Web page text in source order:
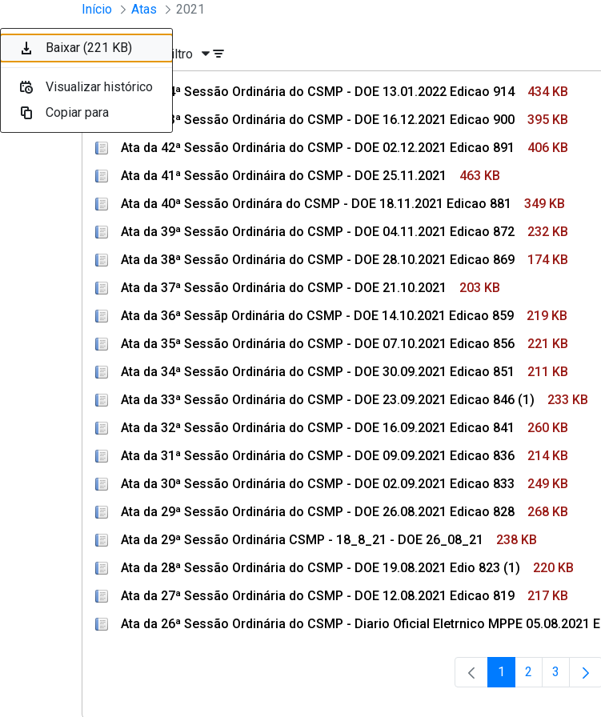
Pular para o Conteúdo principal
Sessões e Reuniões - Documentos Conselho Superior
Início Atas 2021
Ordenar Filtro
Ata da 44ª Sessão Ordinária do CSMP - DOE 13.01.2022 Edicao 914
434 KB
Ata da 43ª Sessão Ordinária do CSMP - DOE 16.12.2021 Edicao 900
395 KB
Ata da 42ª Sessão Ordinária do CSMP - DOE 02.12.2021 Edicao 891
406 KB
Ata da 41ª Sessão Ordináira do CSMP - DOE 25.11.2021
463 KB
Ata da 40ª Sessão Ordinára do CSMP - DOE 18.11.2021 Edicao 881
349 KB
Ata da 39ª Sessão Ordinária do CSMP - DOE 04.11.2021 Edicao 872
232 KB
Ata da 38ª Sessão Ordinária do CSMP - DOE 28.10.2021 Edicao 869
174 KB
Ata da 37ª Sessão Ordinária do CSMP - DOE 21.10.2021
203 KB
Ata da 36ª Sessãp Ordinária do CSMP - DOE 14.10.2021 Edicao 859
219 KB
Ata da 35ª Sessão Ordinária do CSMP - DOE 07.10.2021 Edicao 856
221 KB
Ata da 34ª Sessão Ordinária do CSMP - DOE 30.09.2021 Edicao 851
211 KB
Ata da 33ª Sessão Ordinária do CSMP - DOE 23.09.2021 Edicao 846 (1)
233 KB
Ata da 32ª Sessão Ordinária do CSMP - DOE 16.09.2021 Edicao 841
260 KB
Ata da 31ª Sessão Ordinária do CSMP - DOE 09.09.2021 Edicao 836
214 KB
Ata da 30ª Sessão Ordinária do CSMP - DOE 02.09.2021 Edicao 833
249 KB
Ata da 29ª Sessão Ordinária do CSMP - DOE 26.08.2021 Edicao 828
268 KB
Ata da 29ª Sessão Ordinária CSMP - 18_8_21 - DOE 26_08_21
238 KB
Ata da 28ª Sessão Ordinária do CSMP - DOE 19.08.2021 Edio 823 (1)
220 KB
Ata da 27ª Sessão Ordinária do CSMP - DOE 12.08.2021 Edicao 819
217 KB
Ata da 26ª Sessão Ordinária do CSMP - Diario Oficial Eletrnico MPPE 05.08.2021 E
Página
1 Página
2 Página
3
Baixar (434 KB)
Visualizar histórico
Copiar para
Baixar (395 KB)
Visualizar histórico
Copiar para
Baixar (406 KB)
Visualizar histórico
Copiar para
Baixar (463 KB)
Visualizar histórico
Copiar para
Baixar (349 KB)
Visualizar histórico
Copiar para
Baixar (232 KB)
Visualizar histórico
Copiar para
Baixar (174 KB)
Visualizar histórico
Copiar para
Baixar (203 KB)
Visualizar histórico
Copiar para
Baixar (219 KB)
Visualizar histórico
Copiar para
Baixar (221 KB)
Visualizar histórico
Copiar para